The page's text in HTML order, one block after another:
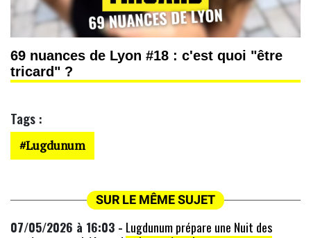
69 nuances de Lyon #18 : c'est quoi "être
tricard" ?
Tags :
Lugdunum
SUR LE MÊME SUJET
07/05/2026 à 16:03 - Lugdunum prépare une Nuit des